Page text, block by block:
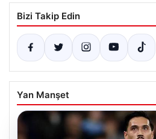
Bizi Takip Edin
Yan Manşet